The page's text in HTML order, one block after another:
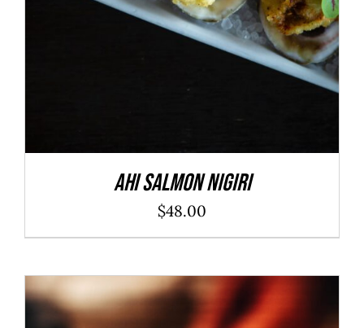
Ahi Salmon Nigiri
$48.00